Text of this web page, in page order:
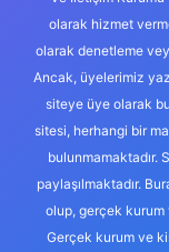
olarak hizmet
olarak denetleme
Ancak, üyelerimiz
siteye üye olarak
sitesi, herhangi bir
bulunmamaktadır.
paylaşılmaktadır.
olup, gerçek kurum
Gerçek kurum ve